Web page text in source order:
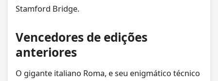
Stamford Bridge.
Vencedores de edições
anteriores
O gigante italiano Roma, e seu enigmático técnico